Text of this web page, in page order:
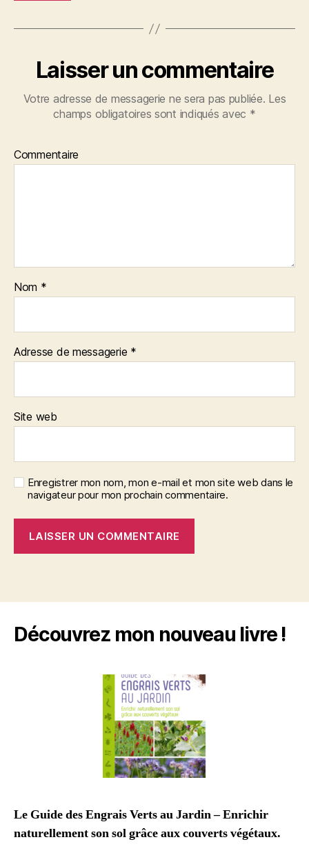
Laisser un commentaire
Votre adresse de messagerie ne sera pas publiée. Les
champs obligatoires sont indiqués avec *
Commentaire
Nom *
Adresse de messagerie *
Site web
Enregistrer mon nom, mon e-mail et mon site web dans le
navigateur pour mon prochain commentaire.
Découvrez mon nouveau livre !
Le Guide des Engrais Verts au Jardin – Enrichir
naturellement son sol grâce aux couverts végétaux.